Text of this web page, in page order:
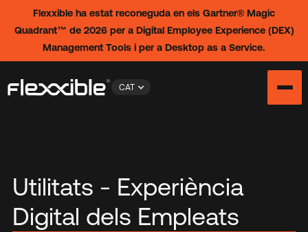
Flexxible ha estat reconeguda en els Gartner® Magic
Quadrant™ de 2026 per a Digital Employee Experience (DEX)
Management Tools i per a Desktop as a Service.
CAT
Utilitats - Experiència
Digital dels Empleats